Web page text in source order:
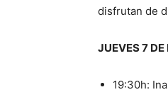
disfrutan de
JUEVES 7 DE
19:30h: